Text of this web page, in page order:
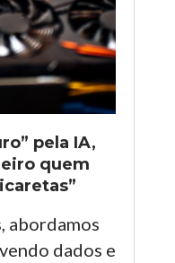
pela IA,
quem
abordamos
dados e